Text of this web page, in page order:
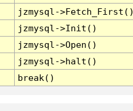
jzmysql-
jzmysql->Init()
jzmysql->Open()
jzmysql->halt()
break()